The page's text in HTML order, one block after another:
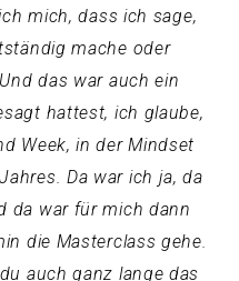
mich, dass ich sage,
mache oder
das war auch ein
hattest, ich glaube,
Week, in der Mindset
Da war ich ja, da
da war für mich dann
die Masterclass gehe.
auch ganz lange das